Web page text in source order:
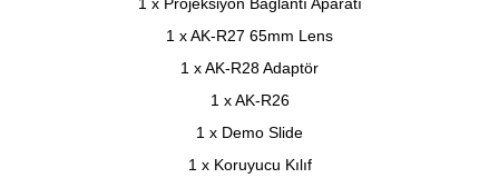
1 x AK-R27 65mm Lens
1 x AK-R28 Adaptör
1 x AK-R26
1 x Demo Slide
1 x Koruyucu Kılıf